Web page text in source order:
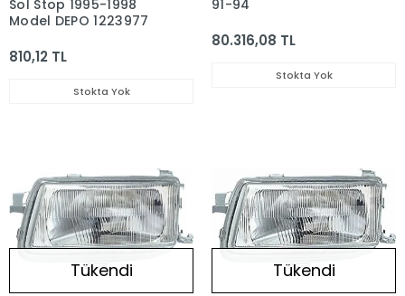
Sol Stop 1995-1998
Model DEPO 1223977
810,12 TL
Stokta Yok
91-94
80.316,08 TL
Stokta Yok
Tükendi Tükendi